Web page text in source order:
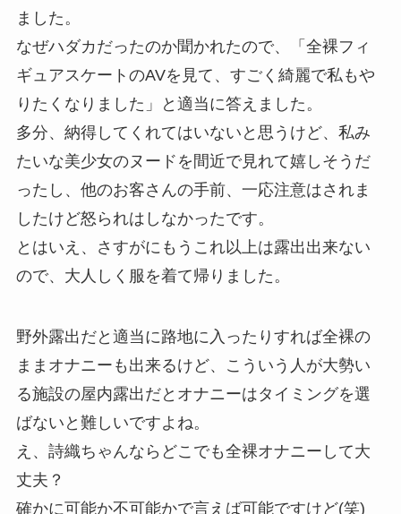
ました。
なぜハダカだったのか聞かれたので、「全裸フィ
ギュアスケートのAVを見て、すごく綺麗で私もや
りたくなりました」と適当に答えました。
多分、納得してくれてはいないと思うけど、私み
たいな美少女のヌードを間近で見れて嬉しそうだ
ったし、他のお客さんの手前、一応注意はされま
したけど怒られはしなかったです。
とはいえ、さすがにもうこれ以上は露出出来ない
ので、大人しく服を着て帰りました。
野外露出だと適当に路地に入ったりすれば全裸の
ままオナニーも出来るけど、こういう人が大勢い
る施設の屋内露出だとオナニーはタイミングを選
ばないと難しいですよね。
え、詩織ちゃんならどこでも全裸オナニーして大
丈夫？
確かに可能か不可能かで言えば可能ですけど(笑)